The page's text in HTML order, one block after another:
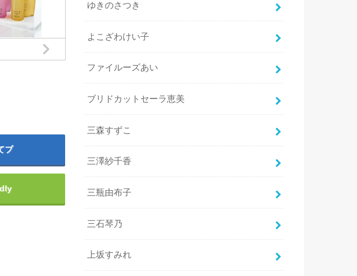
ブ
ゆきのさつき
よこざわけい子
ファイルーズあい
ブリドカットセーラ恵美
三森すずこ
三澤紗千香
三瓶由布子
三石琴乃
上坂すみれ